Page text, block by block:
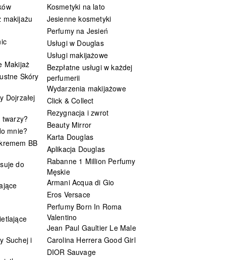
makijażu
Makijaż
Skóry
Dojrzałej
twarzy?
mnie?
BB
do
Suchej i
Kosmetyki na lato
Jesienne kosmetyki
Perfumy na Jesień
Usługi w Douglas
Usługi makijażowe
Bezpłatne usługi w każdej
perfumerii
Wydarzenia makijażowe
Click & Collect
Rezygnacja i zwrot
Beauty Mirror
Karta Douglas
Aplikacja Douglas
Rabanne 1 Million Perfumy
Męskie
Armani Acqua di Gio
Eros Versace
Perfumy Born In Roma
Valentino
Jean Paul Gaultier Le Male
Carolina Herrera Good Girl
DIOR Sauvage